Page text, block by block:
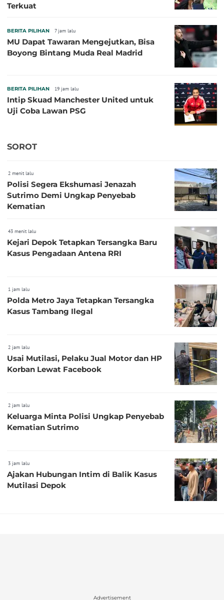
Terkuat
BERITA PILIHAN 7 jam lalu
MU Dapat Tawaran Mengejutkan, Bisa
Boyong Bintang Muda Real Madrid
BERITA PILIHAN 19 jam lalu
Intip Skuad Manchester United untuk
Uji Coba Lawan PSG
SOROT
2 menit lalu
Polisi Segera Ekshumasi Jenazah
Sutrimo Demi Ungkap Penyebab
Kematian
43 menit lalu
Kejari Depok Tetapkan Tersangka Baru
Kasus Pengadaan Antena RRI
1 jam lalu
Polda Metro Jaya Tetapkan Tersangka
Kasus Tambang Ilegal
2 jam lalu
Usai Mutilasi, Pelaku Jual Motor dan HP
Korban Lewat Facebook
2 jam lalu
Keluarga Minta Polisi Ungkap Penyebab
Kematian Sutrimo
3 jam lalu
Ajakan Hubungan Intim di Balik Kasus
Mutilasi Depok
Advertisement